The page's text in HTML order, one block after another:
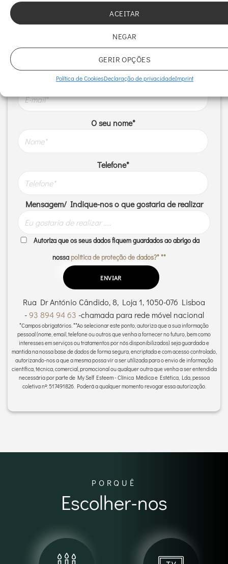
ACEITAR
NEGAR
GERIR OPÇÕES
Política de CookiesDeclaração de privacidadeImprint
Assunto*
Email*
O seu nome*
Telefone*
Mensagem/ Indique-nos o que gostaria de realizar
Autoriza que os seus dados fiquem guardados ao abrigo da
nossa política de proteção de dados?* **
Rua Dr António Cândido, 8, Loja 1, 1050-076 Lisboa
-93 894 94 63 -chamada para rede móvel nacional
*Campos obrigatórios.**Ao selecionar este ponto, autoriza que a sua informação
pessoal (nome, email, telefone ou outros que venha a fornecer no futuro, bem como
interesses em serviços ou tratamentos por nós disponibilizados) seja guardada e
mantida na nossa base de dados de forma segura, encriptada e com acesso controlado,
autorizando-nos a que a mesma possa vir a ser utilizada para o envio de informação
científica, técnica, comercial, promocional ou qualquer outra que venha a ser entendida
necessária por parte de My Self Esteem - Clínica Médica e Estética, Lda, pessoa
coletiva nº: 517491826. Poderá a qualquer momento revogar essa autorização.
PORQUÊ
Escolher-nos